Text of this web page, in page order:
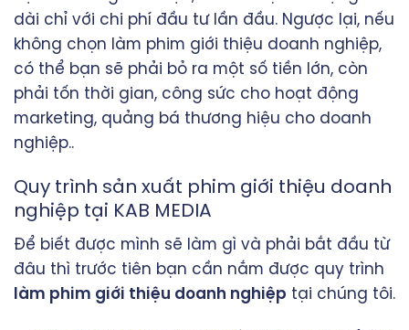
dài chỉ với chi phí đầu tư lần đầu. Ngược lại, nếu
không chọn làm phim giới thiệu doanh nghiệp,
có thể bạn sẽ phải bỏ ra một số tiền lớn, còn
phải tốn thời gian, công sức cho hoạt động
marketing, quảng bá thương hiệu cho doanh
nghiệp..
Quy trình sản xuất phim giới thiệu doanh
nghiệp tại KAB MEDIA
Để biết được mình sẽ làm gì và phải bắt đầu từ
đâu thì trước tiên bạn cần nắm được quy trình
làm phim giới thiệu doanh nghiệp tại chúng tôi.